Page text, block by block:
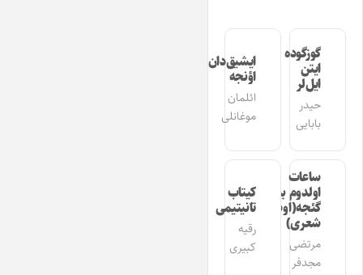
گوزگوده
ایتن
ایل‌لر
حیدر
بابایی
ایشیق‌دان
اؤنجه
ائلمان
موغانلی
ساعات
اولدوم بیر
گئجه(اوشاق
شعری)
مرتضی
مجدفر
کیتاب
تانیتیمی
رقیه
کبیری